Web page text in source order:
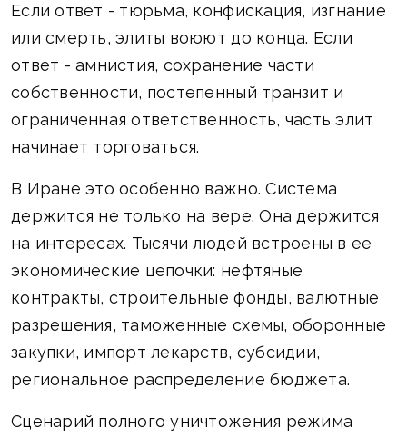
Если ответ - тюрьма, конфискация, изгнание
или смерть, элиты воюют до конца. Если
ответ - амнистия, сохранение части
собственности, постепенный транзит и
ограниченная ответственность, часть элит
начинает торговаться.
В Иране это особенно важно. Система
держится не только на вере. Она держится
на интересах. Тысячи людей встроены в ее
экономические цепочки: нефтяные
контракты, строительные фонды, валютные
разрешения, таможенные схемы, оборонные
закупки, импорт лекарств, субсидии,
региональное распределение бюджета.
Сценарий полного уничтожения режима